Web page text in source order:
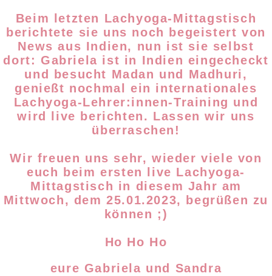
Beim letzten Lachyoga-Mittagstisch
berichtete sie uns noch begeistert von
News aus Indien, nun ist sie selbst
dort: Gabriela ist in Indien eingecheckt
und besucht Madan und Madhuri,
genießt nochmal ein internationales
Lachyoga-Lehrer:innen-Training und
wird live berichten. Lassen wir uns
überraschen!
Wir freuen uns sehr, wieder viele von
euch beim ersten live Lachyoga-
Mittagstisch in diesem Jahr am
Mittwoch, dem 25.01.2023, begrüßen zu
können ;)
Ho Ho Ho
eure Gabriela und Sandra